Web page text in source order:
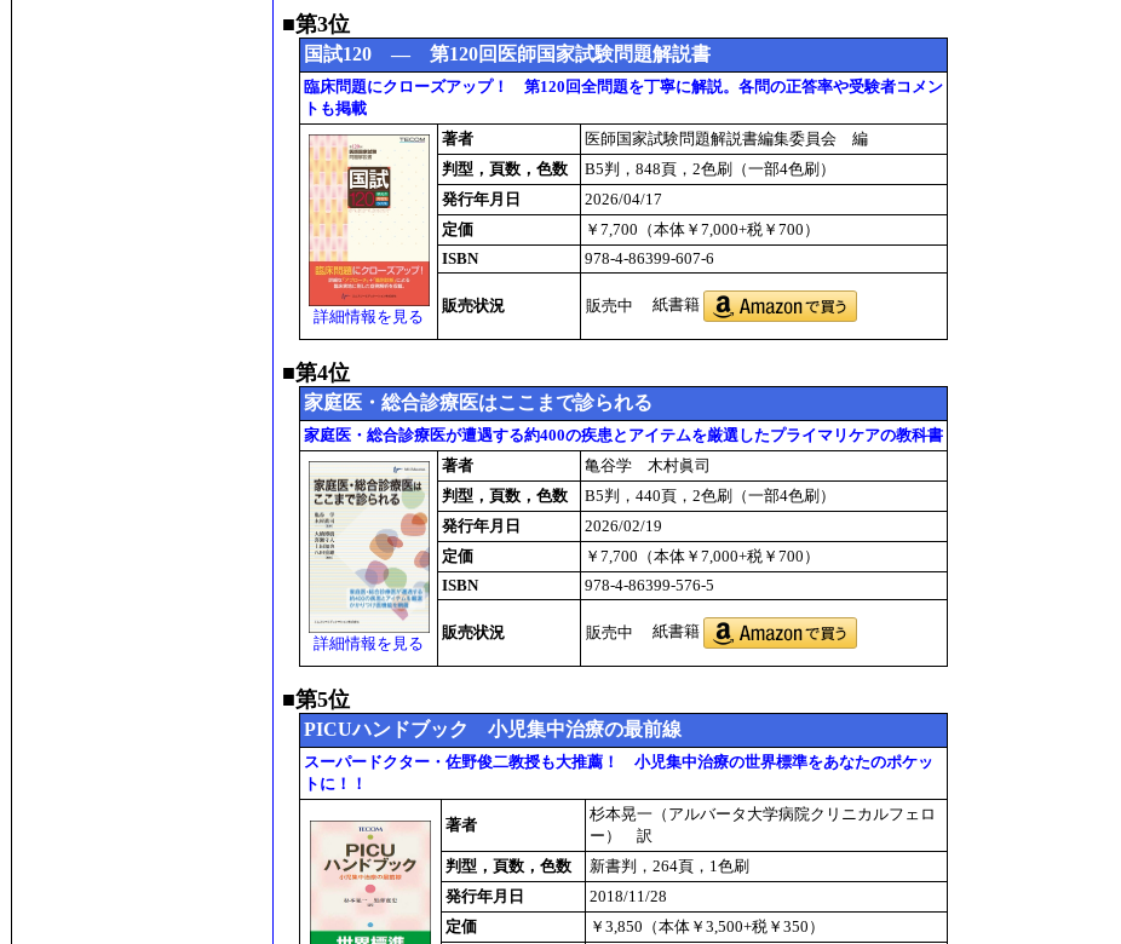
■第3位
国試120 ― 第120回医師国家試験問題解説書
臨床問題にクローズアップ！ 第120回全問題を丁寧に解説。各問の正答率や受験者コメン
トも掲載
詳細情報を見る
著者
医師国家試験問題解説書編集委員会 編
判型，頁数，色数
B5判，848頁，2色刷（一部4色刷）
発行年月日
2026/04/17
定価
￥7,700（本体￥7,000+税￥700）
ISBN
978-4-86399-607-6
販売状況 販売中 紙書籍
■第4位
家庭医・総合診療医はここまで診られる
家庭医・総合診療医が遭遇する約400の疾患とアイテムを厳選したプライマリケアの教科書
詳細情報を見る
著者
亀谷学 木村眞司
判型，頁数，色数
B5判，440頁，2色刷（一部4色刷）
発行年月日
2026/02/19
定価
￥7,700（本体￥7,000+税￥700）
ISBN
978-4-86399-576-5
販売状況 販売中 紙書籍
■第5位
PICUハンドブック 小児集中治療の最前線
スーパードクター・佐野俊二教授も大推薦！ 小児集中治療の世界標準をあなたのポケッ
トに！！
著者
杉本晃一（アルバータ大学病院クリニカルフェロ
ー） 訳
判型，頁数，色数
新書判，264頁，1色刷
発行年月日
2018/11/28
定価
￥3,850（本体￥3,500+税￥350）